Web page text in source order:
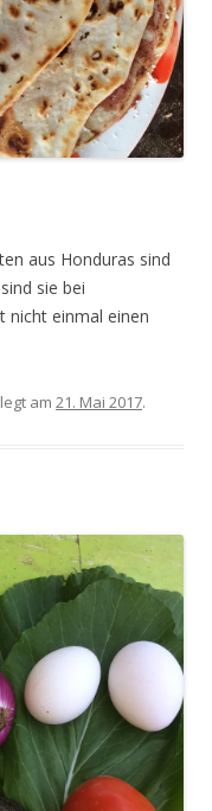
aus Honduras sind
sie bei
nicht einmal einen
am 21. Mai 2017.